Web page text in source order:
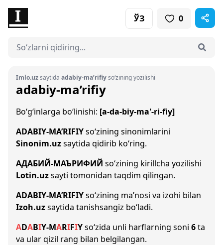
ЎЗ 0
Imlo.uzsaytida adabiy-ma’rifiyso‘zining yozilishi
adabiy-ma’rifiy
Bo‘g‘inlarga bo‘linishi: [a-da-biy-ma'-ri-fiy]
ADABIY-MA’RIFIYso‘zining sinonimlarini
Sinonim.uzsaytida qidirib ko‘ring.
АДАБИЙ-МАЪРИФИЙ so‘zining kirillcha yozilishi
Lotin.uzsayti tomonidan taqdim qilingan.
ADABIY-MA’RIFIYso‘zining ma’nosi va izohi bilan
Izoh.uzsaytida tanishsangiz bo‘ladi.
ADABIY-MARIFIYso‘zida unli harflarning soni 6ta
va ular qizil rang bilan belgilangan.